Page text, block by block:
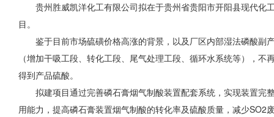
贵州胜威凯洋化工有限公司拟在于贵州省贵阳市开阳县现代化
目。
鉴于目前市场硫磺价格高涨的背景，以及厂区内部湿法磷酸副
（增加干吸工段、转化工段、尾气处理工段、循环水系统等），
得到产品硫酸。
拟建项目通过完善磷石膏烟气制酸装置配套系统，实现装置
用能力，提高磷石膏装置烟气制酸的转化率及硫酸质量，减少